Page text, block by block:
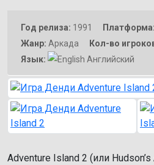
Год релиза: 1991 Платформа:
Жанр: Аркада Кол-во
Язык:
Английский
Adventure Island 2 (или